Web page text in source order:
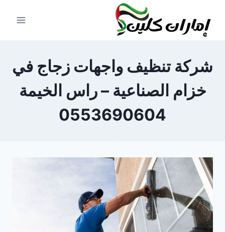
المحتوى
شركة تنظيف واجهات زجاج في
خزام الصناعية – راس الخيمة
0553690604